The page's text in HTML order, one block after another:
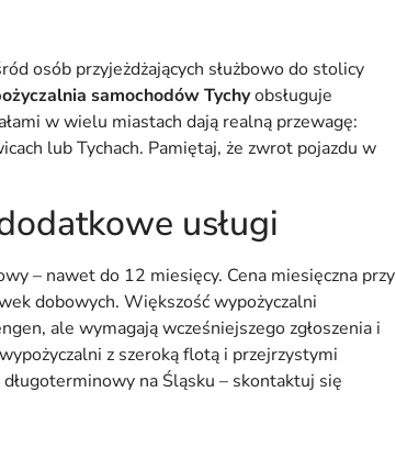
osób przyjeżdżających służbowo do stolicy
samochodów Tychyobsługuje
w wielu miastach dają realną przewagę:
lub Tychach. Pamiętaj, że zwrot pojazdu w
usługi
– nawet do 12 miesięcy. Cena miesięczna przy
dobowych. Większość wypożyczalni
ale wymagają wcześniejszego zgłoszenia i
z szeroką flotą i przejrzystymi
na Śląsku – skontaktuj się